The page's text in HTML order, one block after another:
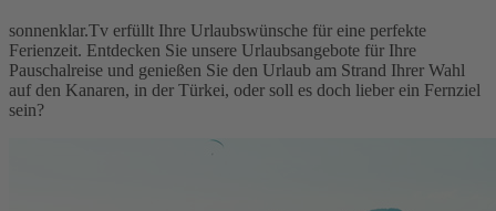
sonnenklar.Tv erfüllt Ihre Urlaubswünsche für eine perfekte
Ferienzeit. Entdecken Sie unsere Urlaubsangebote für Ihre
Pauschalreise und genießen Sie den Urlaub am Strand Ihrer Wahl
auf den Kanaren, in der Türkei, oder soll es doch lieber ein Fernziel
sein?